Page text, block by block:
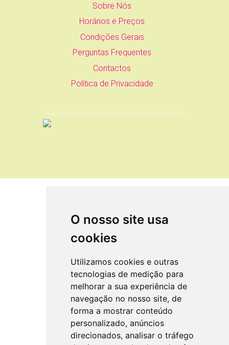
O nosso site usa
cookies
Utilizamos cookies e outras
tecnologias de medição para
melhorar a sua experiência de
navegação no nosso site, de
forma a mostrar conteúdo
personalizado, anúncios
direcionados, analisar o tráfego
Sobre Nós
Horários e Preços
Condições Gerais
Perguntas Frequentes
Contactos
Política de Privacidade